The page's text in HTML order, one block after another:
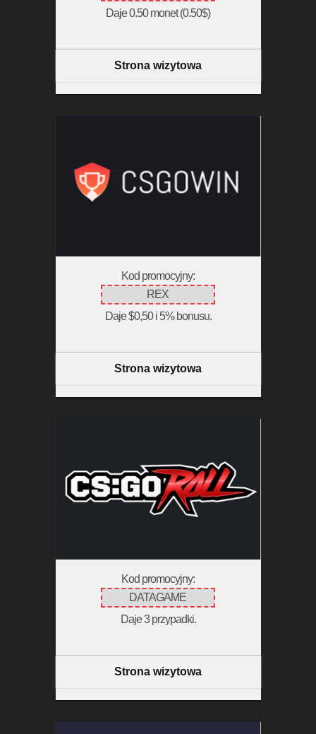
Daje 0.50 monet (0.50$)
Strona wizytowa
Kod promocyjny:
REX
Daje $0,50 i 5% bonusu.
Strona wizytowa
Kod promocyjny:
DATAGAME
Daje 3 przypadki.
Strona wizytowa